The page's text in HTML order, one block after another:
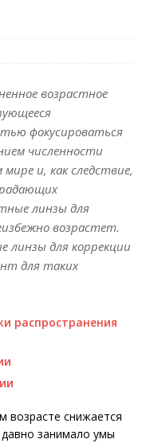
возрастное
фокусироваться
численности
и, как следствие,
линзы для
возрастет.
для коррекции
для таких
распространения
возрасте снижается
занимало умы